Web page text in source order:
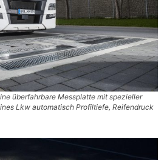
überfahrbare Messplatte mit spezieller
Lkw automatisch Profiltiefe, Reifendruck